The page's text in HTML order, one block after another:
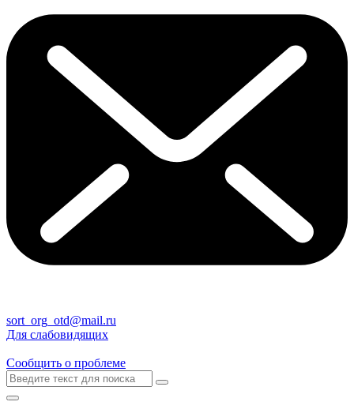
sort_org_otd@mail.ru
Для слабовидящих
Сообщить о проблеме